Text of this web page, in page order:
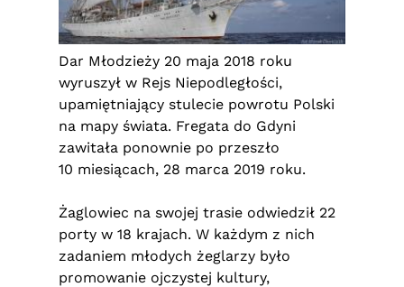
Dar Młodzieży 20 maja 2018 roku
wyruszył w Rejs Niepodległości,
upamiętniający stulecie powrotu Polski
na mapy świata. Fregata do Gdyni
zawitała ponownie po przeszło
10 miesiącach, 28 marca 2019 roku.
Żaglowiec na swojej trasie odwiedził 22
porty w 18 krajach. W każdym z nich
zadaniem młodych żeglarzy było
promowanie ojczystej kultury,